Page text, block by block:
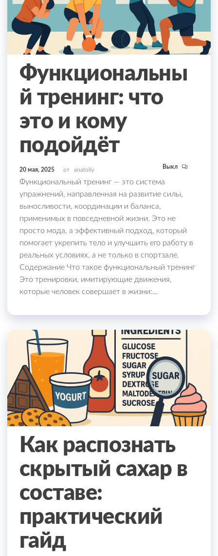
Функциональны
й тренинг: что
это и кому
подойдёт
20 мая, 2025 от anatoliy Выкл
Функциональный тренинг — это система
упражнений, направленная на развитие силы,
выносливости, координации и баланса,
применимых в повседневной жизни. Это не
просто мода, а эффективный подход, который
помогает укрепить тело и улучшить его работу в
реальных условиях, а не только в спортзале.
Содержание Что такое функциональный тренинг
Это тренировки, имитирующие движения,
которые человек совершает в жизни:…
Как распознать
скрытый сахар в
составе:
практический
гайд